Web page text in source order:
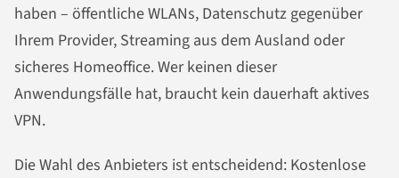
haben – öffentliche WLANs, Datenschutz gegenüber
Ihrem Provider, Streaming aus dem Ausland oder
sicheres Homeoffice. Wer keinen dieser
Anwendungsfälle hat, braucht kein dauerhaft aktives
VPN.
Die Wahl des Anbieters ist entscheidend: Kostenlose